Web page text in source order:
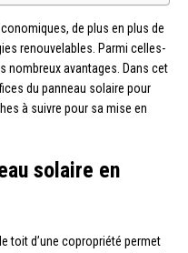
de plus en plus de
renouvelables. Parmi celles-
nombreux avantages. Dans cet
du panneau solaire pour
à suivre pour sa mise en
solaire en
toit d’une copropriété permet